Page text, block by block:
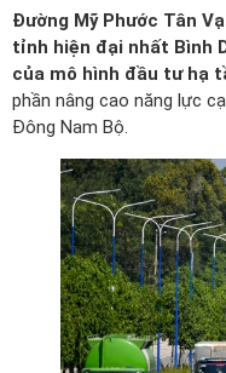
Đường Mỹ Phước Tân
tỉnh hiện đại nhất Bình
của mô hình đầu tư hạ
phần nâng cao năng lực
Đông Nam Bộ.